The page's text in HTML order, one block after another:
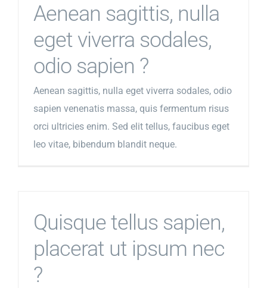
Aenean sagittis, nulla
eget viverra sodales,
odio sapien ?
Aenean sagittis, nulla eget viverra sodales, odio
sapien venenatis massa, quis fermentum risus
orci ultricies enim. Sed elit tellus, faucibus eget
leo vitae, bibendum blandit neque.
Quisque tellus sapien,
placerat ut ipsum nec
?